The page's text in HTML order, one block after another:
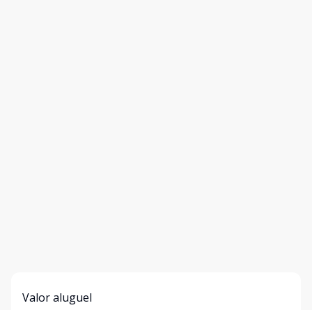
Valor aluguel